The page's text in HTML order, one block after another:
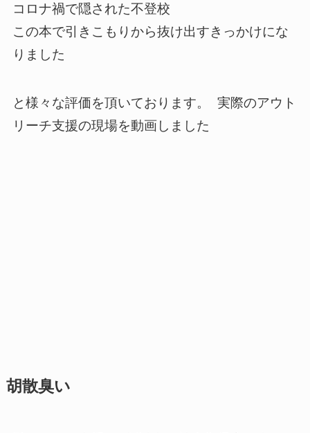
コロナ禍で隠された不登校
この本で引きこもりから抜け出すきっかけにな
りました
と様々な評価を頂いております。 実際のアウト
リーチ支援の現場を動画しました
胡散臭い